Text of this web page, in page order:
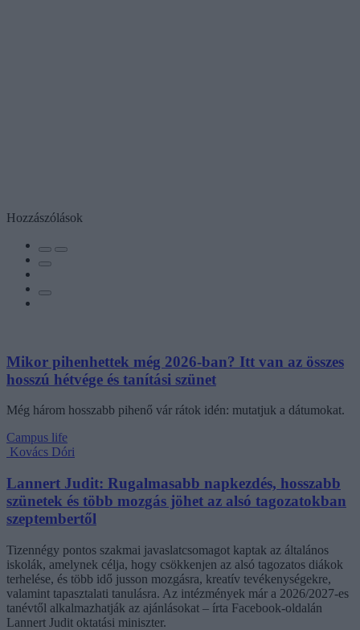
Hozzászólások
Mikor pihenhettek még 2026-ban? Itt van az összes
hosszú hétvége és tanítási szünet
Még három hosszabb pihenő vár rátok idén: mutatjuk a dátumokat.
Campus life
Kovács Dóri
Lannert Judit: Rugalmasabb napkezdés, hosszabb
szünetek és több mozgás jöhet az alsó tagozatokban
szeptembertől
Tizennégy pontos szakmai javaslatcsomagot kaptak az általános
iskolák, amelynek célja, hogy csökkenjen az alsó tagozatos diákok
terhelése, és több idő jusson mozgásra, kreatív tevékenységekre,
valamint tapasztalati tanulásra. Az intézmények már a 2026/2027-es
tanévtől alkalmazhatják az ajánlásokat – írta Facebook-oldalán
Lannert Judit oktatási miniszter.